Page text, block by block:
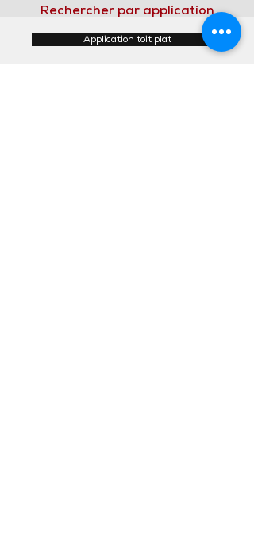
Rechercher par application
Application toit plat